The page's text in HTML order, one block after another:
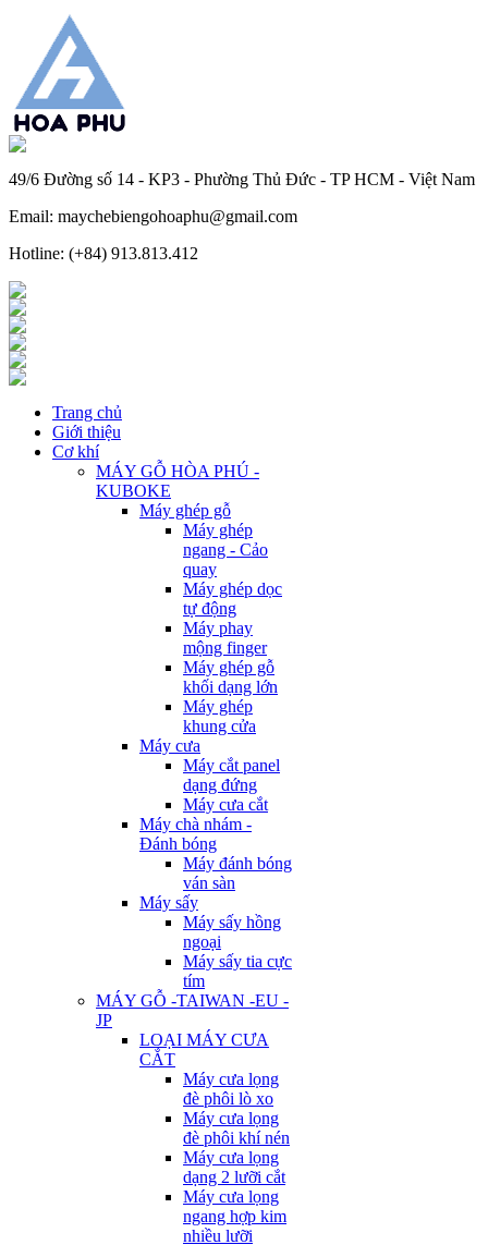
49/6 Đường số 14 - KP3 - Phường Thủ Đức - TP HCM - Việt Nam
Email: maychebiengohoaphu@gmail.com
Hotline: (+84) 913.813.412
Trang chủ
Giới thiệu
Cơ khí
MÁY GỖ HÒA PHÚ -
KUBOKE
Máy ghép gỗ
Máy ghép
ngang - Cảo
quay
Máy ghép dọc
tự động
Máy phay
mộng finger
Máy ghép gỗ
khối dạng lớn
Máy ghép
khung cửa
Máy cưa
Máy cắt panel
dạng đứng
Máy cưa cắt
Máy chà nhám -
Đánh bóng
Máy đánh bóng
ván sàn
Máy sấy
Máy sấy hồng
ngoại
Máy sấy tia cực
tím
MÁY GỖ -TAIWAN -EU -
JP
LOẠI MÁY CƯA
CẮT
Máy cưa lọng
đè phôi lò xo
Máy cưa lọng
đè phôi khí nén
Máy cưa lọng
dạng 2 lưỡi cắt
Máy cưa lọng
ngang hợp kim
nhiều lưỡi